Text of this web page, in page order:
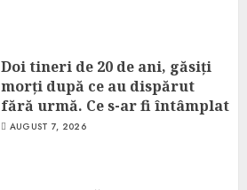
Doi tineri de 20 de ani, găsiți
morți după ce au dispărut
fără urmă. Ce s-ar fi întâmplat
AUGUST 7, 2026